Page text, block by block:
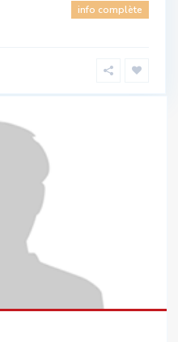
info complète